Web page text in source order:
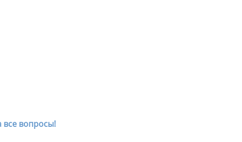
все вопросы!